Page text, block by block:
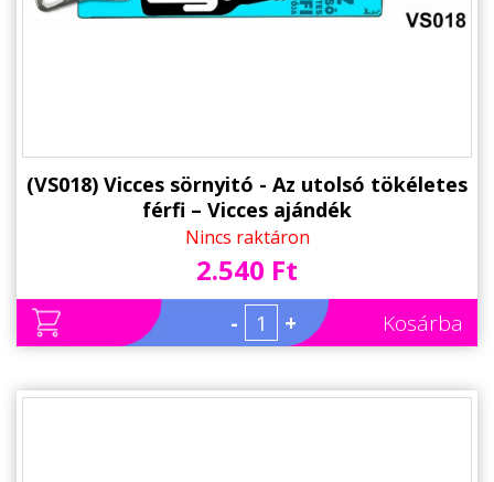
(VS018) Vicces sörnyitó - Az utolsó tökéletes
férfi – Vicces ajándék
Nincs raktáron
2.540 Ft
- + Kosárba